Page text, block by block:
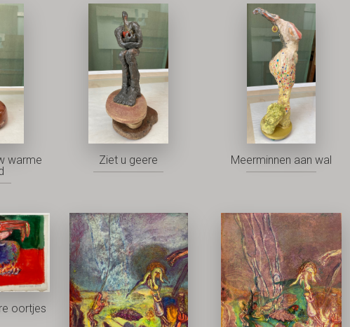
warme
Ziet u geere Meerminnen aan wal
oortjes